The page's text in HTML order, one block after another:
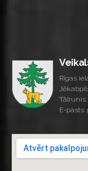
Rīgas
Tālrunis:
E-pasts: